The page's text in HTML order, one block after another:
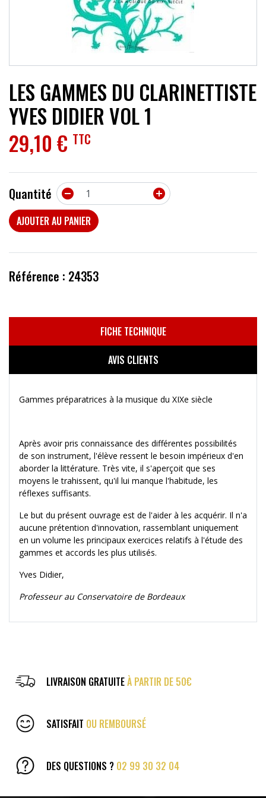
LES GAMMES DU CLARINETTISTE
YVES DIDIER VOL 1
29,10 € TTC
Quantité 

AJOUTER AU PANIER
Référence : 24353
FICHE TECHNIQUE
AVIS CLIENTS
Gammes préparatrices à la musique du XIXe siècle
Après avoir pris connaissance des différentes possibilités
de son instrument, l'élève ressent le besoin impérieux d'en
aborder la littérature. Très vite, il s'aperçoit que ses
moyens le trahissent, qu'il lui manque l'habitude, les
réflexes suffisants.
Le but du présent ouvrage est de l'aider à les acquérir. Il n'a
aucune prétention d'innovation, rassemblant uniquement
en un volume les principaux exercices relatifs à l'étude des
gammes et accords les plus utilisés.
Yves Didier,
Professeur au Conservatoire de Bordeaux
LIVRAISON GRATUITEÀ PARTIR DE 50€
SATISFAIT OU REMBOURSÉ
DES QUESTIONS ? 02 99 30 32 04
ACCESSOIRES
EFFETS
PROMOTIONS